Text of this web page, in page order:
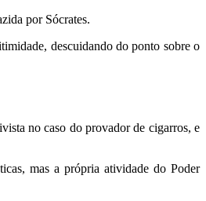
por Sócrates.
descuidando do ponto sobre o
no caso do provador de cigarros, e
mas a própria atividade do Poder